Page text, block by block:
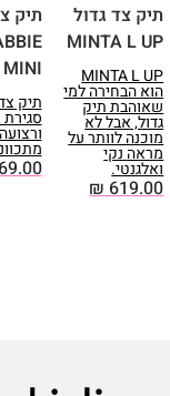
תיק צד גדול
MINTA L UP
MINTA L UP
הוא הבחירה למי
שאוהבת תיק
גדול, אבל לא
מוכנה לוותר על
מראה נקי
ואלגנטי.
₪619.00
תיק
MINI
תיק
סגירת
ורצועה